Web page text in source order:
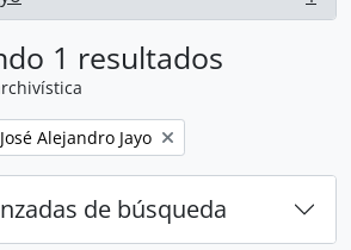
1 resultados
Remove filter:
José Alejandro Jayo
de búsqueda